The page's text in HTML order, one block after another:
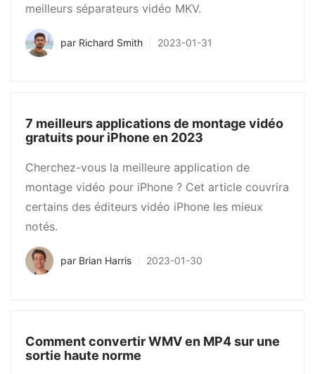
meilleurs séparateurs vidéo MKV.
par Richard Smith 2023-01-31
7 meilleurs applications de montage vidéo
gratuits pour iPhone en 2023
Cherchez-vous la meilleure application de
montage vidéo pour iPhone ? Cet article couvrira
certains des éditeurs vidéo iPhone les mieux
notés.
par Brian Harris 2023-01-30
Comment convertir WMV en MP4 sur une
sortie haute norme